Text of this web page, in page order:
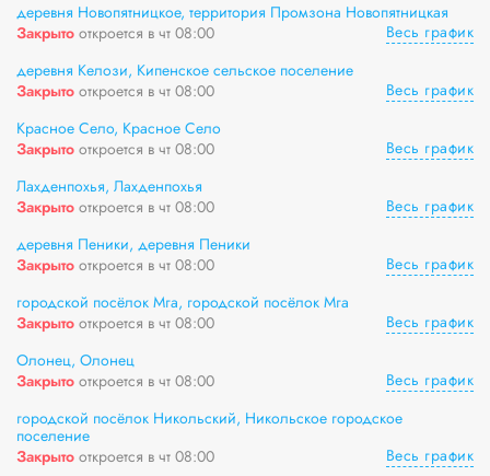
деревня Новопятницкое, территория Промзона Новопятницкая
Закрыто откроется в чт 08:00
Весь график
деревня Келози, Кипенское сельское поселение
Закрыто откроется в чт 08:00
Весь график
Красное Село, Красное Село
Закрыто откроется в чт 08:00
Весь график
Лахденпохья, Лахденпохья
Закрыто откроется в чт 08:00
Весь график
деревня Пеники, деревня Пеники
Закрыто откроется в чт 08:00
Весь график
городской посёлок Мга, городской посёлок Мга
Закрыто откроется в чт 08:00
Весь график
Олонец, Олонец
Закрыто откроется в чт 08:00
Весь график
городской посёлок Никольский, Никольское городское
поселение
Закрыто откроется в чт 08:00
Весь график